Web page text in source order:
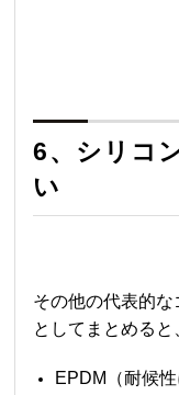
6、シリコ
い
その他の代表的な
としてまとめると
EPDM（耐候